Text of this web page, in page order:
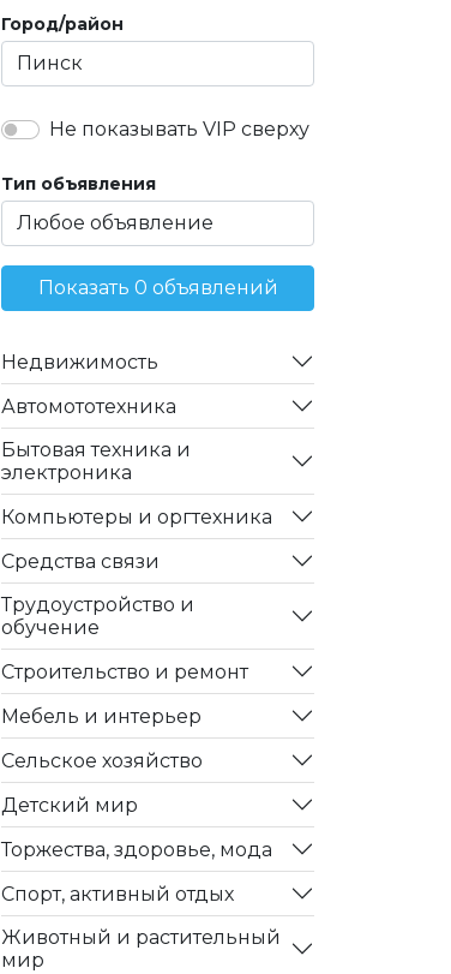
Город/район
Не показывать VIP сверху
Тип объявления
Показать 0 объявлений
Недвижимость
Автомототехника
Бытовая техника и
электроника
Компьютеры и оргтехника
Средства связи
Трудоустройство и
обучение
Строительство и ремонт
Мебель и интерьер
Сельское хозяйство
Детский мир
Торжества, здоровье, мода
Спорт, активный отдых
Животный и растительный
мир